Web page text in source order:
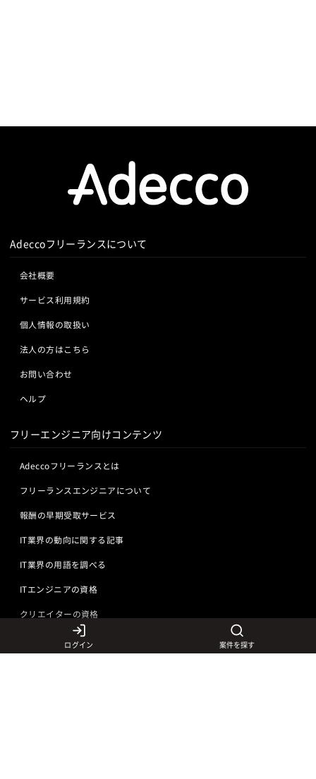
Adeccoフリーランスについて
会社概要
サービス利用規約
個人情報の取扱い
法人の方はこちら
お問い合わせ
ヘルプ
フリーエンジニア向けコンテンツ
Adeccoフリーランスとは
フリーランスエンジニアについて
報酬の早期受取サービス
IT業界の動向に関する記事
IT業界の用語を調べる
ITエンジニアの資格
クリエイターの資格
言語から探す
ログイン 案件を探す